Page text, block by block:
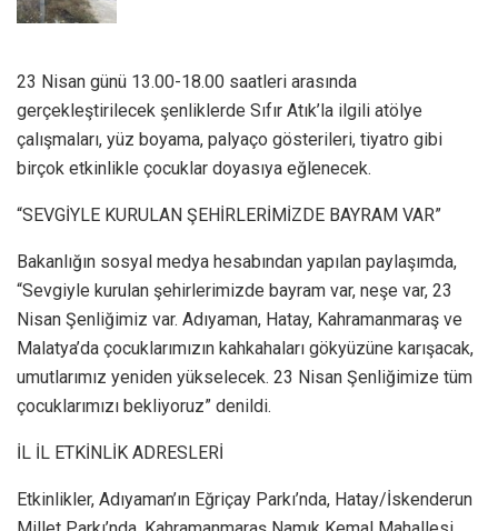
23 Nisan günü 13.00-18.00 saatleri arasında
gerçekleştirilecek şenliklerde Sıfır Atık’la ilgili atölye
çalışmaları, yüz boyama, palyaço gösterileri, tiyatro gibi
birçok etkinlikle çocuklar doyasıya eğlenecek.
“SEVGİYLE KURULAN ŞEHİRLERİMİZDE BAYRAM VAR”
Bakanlığın sosyal medya hesabından yapılan paylaşımda,
“Sevgiyle kurulan şehirlerimizde bayram var, neşe var, 23
Nisan Şenliğimiz var. Adıyaman, Hatay, Kahramanmaraş ve
Malatya’da çocuklarımızın kahkahaları gökyüzüne karışacak,
umutlarımız yeniden yükselecek. 23 Nisan Şenliğimize tüm
çocuklarımızı bekliyoruz” denildi.
İL İL ETKİNLİK ADRESLERİ
Etkinlikler, Adıyaman’ın Eğriçay Parkı’nda, Hatay/İskenderun